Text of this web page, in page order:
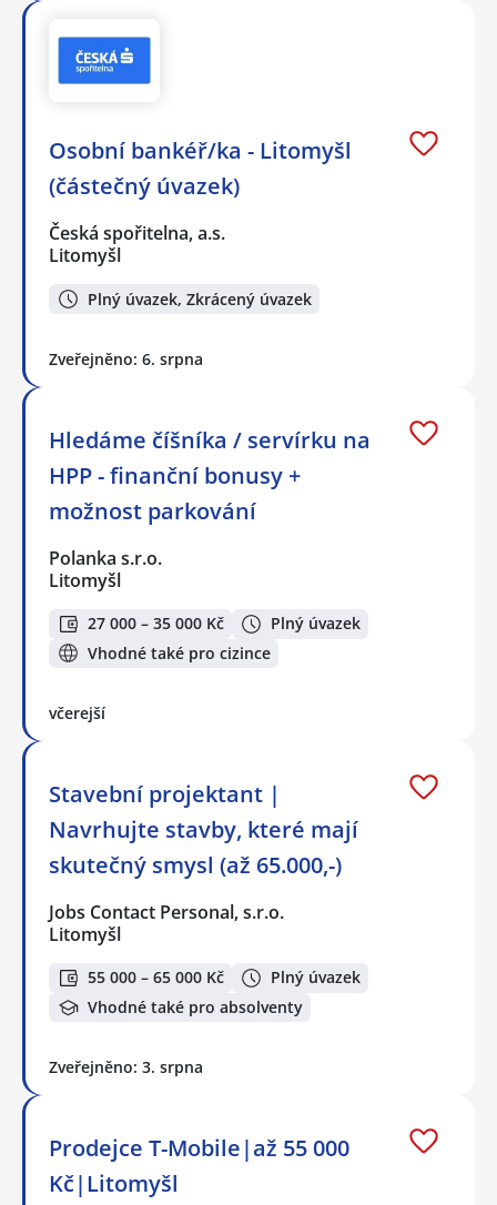
Osobní bankéř/ka - Litomyšl
(částečný úvazek)
Česká spořitelna, a.s.
Litomyšl
Plný úvazek, Zkrácený úvazek
Zveřejněno: 6. srpna
Hledáme číšníka / servírku na
HPP - finanční bonusy +
možnost parkování
Polanka s.r.o.
Litomyšl
27 000 – 35 000 Kč
Plný úvazek
Vhodné také pro cizince
včerejší
Stavební projektant |
Navrhujte stavby, které mají
skutečný smysl (až 65.000,-)
Jobs Contact Personal, s.r.o.
Litomyšl
55 000 – 65 000 Kč
Plný úvazek
Vhodné také pro absolventy
Zveřejněno: 3. srpna
Prodejce T-Mobile|až 55 000
Kč|Litomyšl